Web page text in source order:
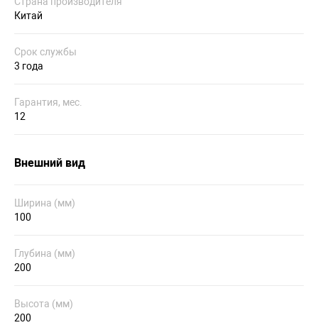
Китай
Срок службы
3 года
Гарантия, мес.
12
Внешний вид
Ширина (мм)
100
Глубина (мм)
200
Высота (мм)
200